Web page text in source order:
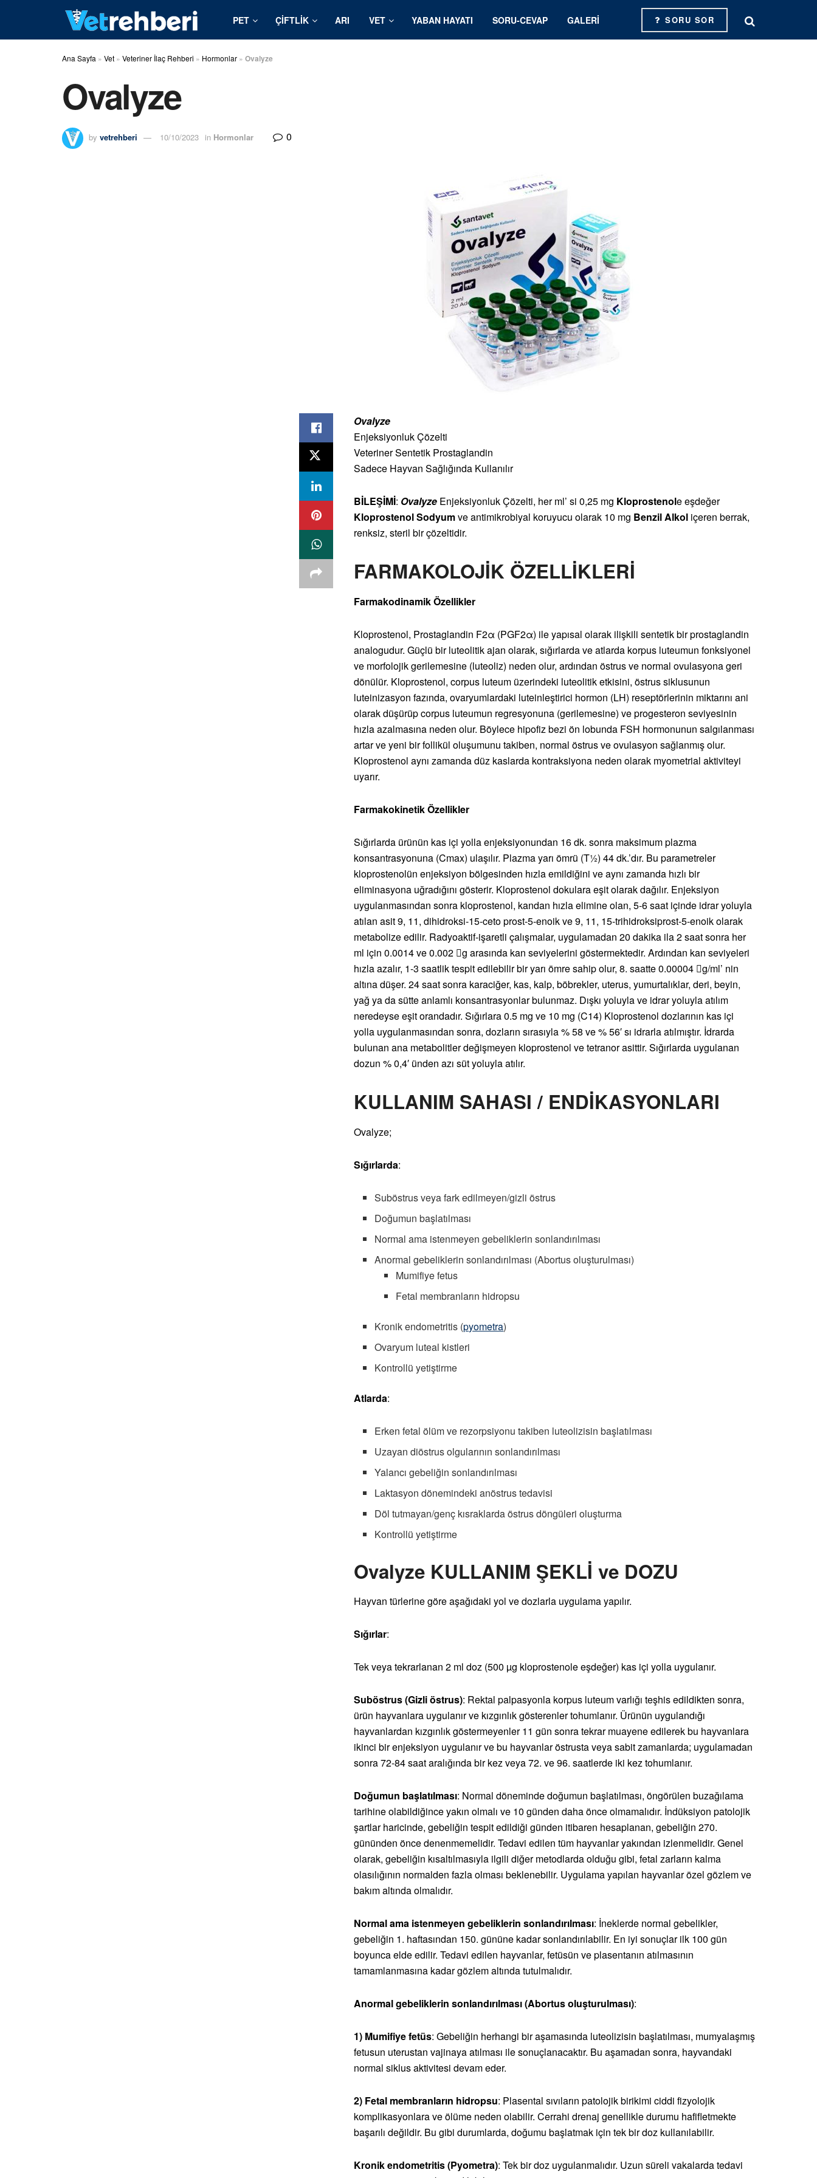
PET ÇIFTLIK ARI VET YABAN HAYATI SORU-CEVAP GALERI SORU SOR
Ana Sayfa » Vet » Veteriner İlaç Rehberi » Hormonlar » Ovalyze
Ovalyze
by vetrehberi 10/10/2023 in Hormonlar 0
Ovalyze
Enjeksiyonluk Çözelti
Veteriner Sentetik Prostaglandin
Sadece Hayvan Sağlığında Kullanılır
BİLEŞİMİ: Ovalyze Enjeksiyonluk Çözelti, her ml’ si 0,25 mg Kloprostenole eşdeğer
Kloprostenol Sodyumve antimikrobiyal koruyucu olarak 10 mg Benzil Alkol içeren berrak,
renksiz, steril bir çözeltidir.
FARMAKOLOJİK ÖZELLİKLERİ
Farmakodinamik Özellikler
Kloprostenol, Prostaglandin F2α (PGF2α) ile yapısal olarak ilişkili sentetik bir prostaglandin
analogudur. Güçlü bir luteolitik ajan olarak, sığırlarda ve atlarda korpus luteumun fonksiyonel
ve morfolojik gerilemesine (luteoliz) neden olur, ardından östrus ve normal ovulasyona geri
dönülür. Kloprostenol, corpus luteum üzerindeki luteolitik etkisini, östrus siklusunun
luteinizasyon fazında, ovaryumlardaki luteinleştirici hormon (LH) reseptörlerinin miktarını ani
olarak düşürüp corpus luteumun regresyonuna (gerilemesine) ve progesteron seviyesinin
hızla azalmasına neden olur. Böylece hipofiz bezi ön lobunda FSH hormonunun salgılanması
artar ve yeni bir follikül oluşumunu takiben, normal östrus ve ovulasyon sağlanmış olur.
Kloprostenol aynı zamanda düz kaslarda kontraksiyona neden olarak myometrial aktiviteyi
uyarır.
Farmakokinetik Özellikler
Sığırlarda ürünün kas içi yolla enjeksiyonundan 16 dk. sonra maksimum plazma
konsantrasyonuna (Cmax) ulaşılır. Plazma yarı ömrü (T½) 44 dk.’dır. Bu parametreler
kloprostenolün enjeksiyon bölgesinden hızla emildiğini ve aynı zamanda hızlı bir
eliminasyona uğradığını gösterir. Kloprostenol dokulara eşit olarak dağılır. Enjeksiyon
uygulanmasından sonra kloprostenol, kandan hızla elimine olan, 5-6 saat içinde idrar yoluyla
atılan asit 9, 11, dihidroksi-15-ceto prost-5-enoik ve 9, 11, 15-trihidroksiprost-5-enoik olarak
metabolize edilir. Radyoaktif-işaretli çalışmalar, uygulamadan 20 dakika ila 2 saat sonra her
ml için 0.0014 ve 0.002 g arasında kan seviyelerini göstermektedir. Ardından kan seviyeleri
hızla azalır, 1-3 saatlik tespit edilebilir bir yarı ömre sahip olur, 8. saatte 0.00004 g/ml’ nin
altına düşer. 24 saat sonra karaciğer, kas, kalp, böbrekler, uterus, yumurtalıklar, deri, beyin,
yağ ya da sütte anlamlı konsantrasyonlar bulunmaz. Dışkı yoluyla ve idrar yoluyla atılım
neredeyse eşit orandadır. Sığırlara 0.5 mg ve 10 mg (C14) Kloprostenol dozlarının kas içi
yolla uygulanmasından sonra, dozların sırasıyla % 58 ve % 56′ sı idrarla atılmıştır. İdrarda
bulunan ana metabolitler değişmeyen kloprostenol ve tetranor asittir. Sığırlarda uygulanan
dozun % 0,4′ ünden azı süt yoluyla atılır.
KULLANIM SAHASI / ENDİKASYONLARI
Ovalyze;
Sığırlarda:
Suböstrus veya fark edilmeyen/gizli östrus
Doğumun başlatılması
Normal ama istenmeyen gebeliklerin sonlandırılması
Anormal gebeliklerin sonlandırılması (Abortus oluşturulması)
Mumifiye fetus
Fetal membranların hidropsu
Kronik endometritis (pyometra)
Ovaryum luteal kistleri
Kontrollü yetiştirme
Atlarda:
Erken fetal ölüm ve rezorpsiyonu takiben luteolizisin başlatılması
Uzayan diöstrus olgularının sonlandırılması
Yalancı gebeliğin sonlandırılması
Laktasyon dönemindeki anöstrus tedavisi
Döl tutmayan/genç kısraklarda östrus döngüleri oluşturma
Kontrollü yetiştirme
Ovalyze KULLANIM ŞEKLİ ve DOZU
Hayvan türlerine göre aşağıdaki yol ve dozlarla uygulama yapılır.
Sığırlar:
Tek veya tekrarlanan 2 ml doz (500 µg kloprostenole eşdeğer) kas içi yolla uygulanır.
Suböstrus (Gizli östrus): Rektal palpasyonla korpus luteum varlığı teşhis edildikten sonra,
ürün hayvanlara uygulanır ve kızgınlık gösterenler tohumlanır. Ürünün uygulandığı
hayvanlardan kızgınlık göstermeyenler 11 gün sonra tekrar muayene edilerek bu hayvanlara
ikinci bir enjeksiyon uygulanır ve bu hayvanlar östrusta veya sabit zamanlarda; uygulamadan
sonra 72-84 saat aralığında bir kez veya 72. ve 96. saatlerde iki kez tohumlanır.
Doğumun başlatılması: Normal döneminde doğumun başlatılması, öngörülen buzağılama
tarihine olabildiğince yakın olmalı ve 10 günden daha önce olmamalıdır. İndüksiyon patolojik
şartlar haricinde, gebeliğin tespit edildiği günden itibaren hesaplanan, gebeliğin 270.
gününden önce denenmemelidir. Tedavi edilen tüm hayvanlar yakından izlenmelidir. Genel
olarak, gebeliğin kısaltılmasıyla ilgili diğer metodlarda olduğu gibi, fetal zarların kalma
olasılığının normalden fazla olması beklenebilir. Uygulama yapılan hayvanlar özel gözlem ve
bakım altında olmalıdır.
Normal ama istenmeyen gebeliklerin sonlandırılması: İneklerde normal gebelikler,
gebeliğin 1. haftasından 150. gününe kadar sonlandırılabilir. En iyi sonuçlar ilk 100 gün
boyunca elde edilir. Tedavi edilen hayvanlar, fetüsün ve plasentanın atılmasının
tamamlanmasına kadar gözlem altında tutulmalıdır.
Anormal gebeliklerin sonlandırılması (Abortus oluşturulması):
1) Mumifiye fetüs: Gebeliğin herhangi bir aşamasında luteolizisin başlatılması, mumyalaşmış
fetusun uterustan vajinaya atılması ile sonuçlanacaktır. Bu aşamadan sonra, hayvandaki
normal siklus aktivitesi devam eder.
2) Fetal membranların hidropsu: Plasental sıvıların patolojik birikimi ciddi fizyolojik
komplikasyonlara ve ölüme neden olabilir. Cerrahi drenaj genellikle durumu hafifletmekte
başarılı değildir. Bu gibi durumlarda, doğumu başlatmak için tek bir doz kullanılabilir.
Kronik endometritis (Pyometra): Tek bir doz uygulanmalıdır. Uzun süreli vakalarda tedavi